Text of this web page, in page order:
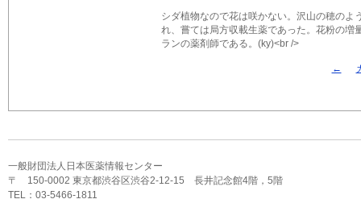
シダ植物なので花は咲かない。沢山の穂の
れ、嘗ては局方収載生薬であった。花粉の増
ランの薬剤師である。(ky)<br />
←
一般財団法人日本医薬情報センター
〒 150-0002 東京都渋谷区渋谷2-12-15 長井記念館4階，5階
TEL：03-5466-1811